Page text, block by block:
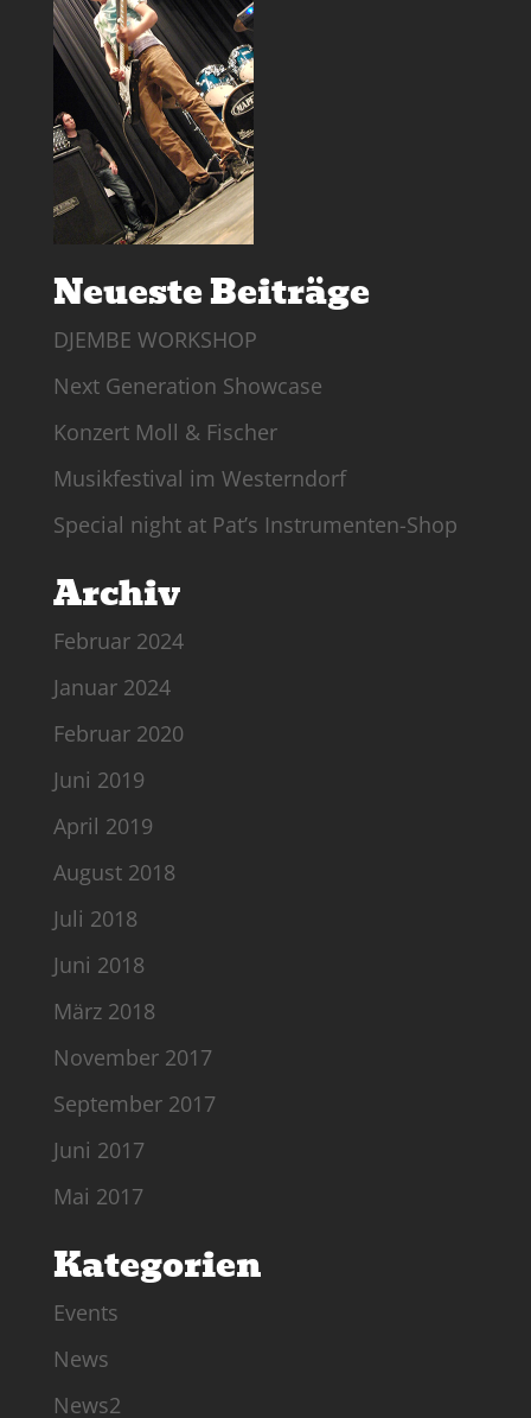
Neueste Beiträge
DJEMBE WORKSHOP
Next Generation Showcase
Konzert Moll & Fischer
Musikfestival im Westerndorf
Special night at Pat’s Instrumenten-Shop
Archiv
Februar 2024
Januar 2024
Februar 2020
Juni 2019
April 2019
August 2018
Juli 2018
Juni 2018
März 2018
November 2017
September 2017
Juni 2017
Mai 2017
Kategorien
Events
News
News2